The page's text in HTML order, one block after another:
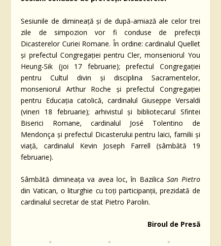
Sesiunile de dimineață și de după-amiază ale celor trei
zile de simpozion vor fi conduse de prefecții
Dicasterelor Curiei Romane. În ordine: cardinalul Quellet
și prefectul Congregației pentru Cler, monseniorul You
Heung-Sik (joi 17 februarie); prefectul Congregației
pentru Cultul divin și disciplina Sacramentelor,
monseniorul Arthur Roche și prefectul Congregației
pentru Educația catolică, cardinalul Giuseppe Versaldi
(vineri 18 februarie); arhivistul și bibliotecarul Sfintei
Biserici Romane, cardinalul José Tolentino de
Mendonça și prefectul Dicasterului pentru laici, familii și
viață, cardinalul Kevin Joseph Farrell (sâmbătă 19
februarie).
Sâmbătă dimineața va avea loc, în BazilicaSan Pietro
din Vatican, o liturghie cu toți participanții, prezidată de
cardinalul secretar de stat Pietro Parolin.
Biroul de Presă